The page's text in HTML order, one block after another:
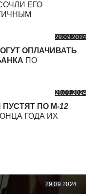
ЕГО
29.09.2024
ОПЛАЧИВАТЬ
ПО
29.09.2024
ПО М-12
ГОДА ИХ
29.09.2024